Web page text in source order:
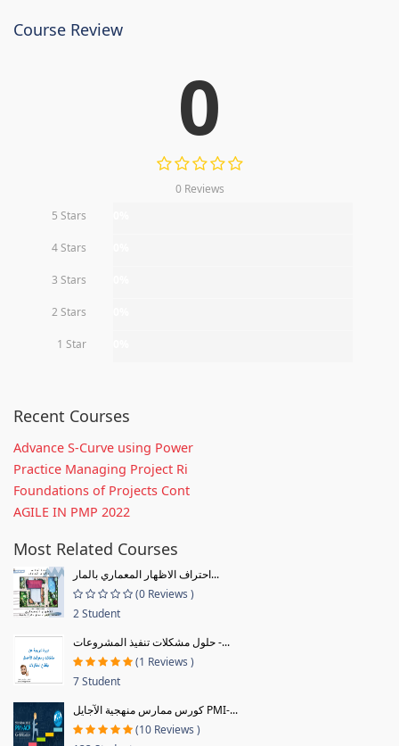
Course Review
0
0 Reviews
5 Stars
4 Stars
3 Stars
2 Stars
1 Star
Recent Courses
Advance S-Curve using Power
Practice Managing Project Ri
Foundations of Projects Cont
AGILE IN PMP 2022
Most Related Courses
احتراف الاظهار المعماري بالمار...
(0 Reviews )
2 Student
حلول مشكلات تنفيذ المشروعات -...
(1 Reviews )
7 Student
كورس ممارس منهجية الآجايل PMI-...
(10 Reviews )